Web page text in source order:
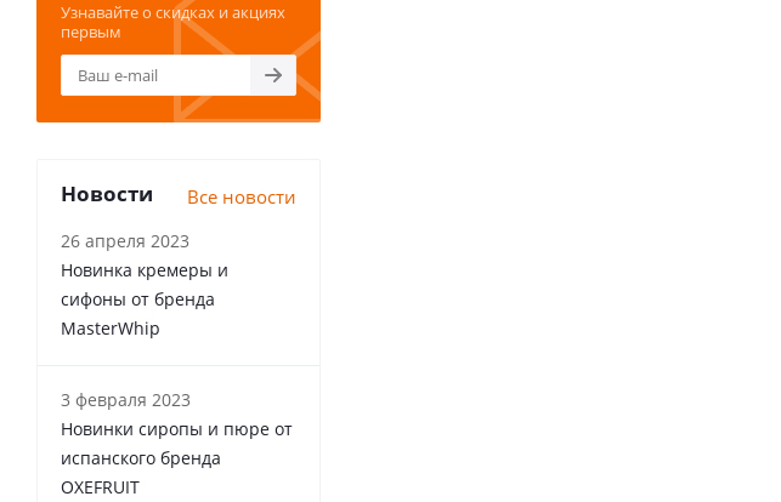
Узнавайте о скидках и акциях
первым
Новости Все новости
26 апреля 2023
Новинка кремеры и
сифоны от бренда
MasterWhip
3 февраля 2023
Новинки сиропы и пюре от
испанского бренда
OXEFRUIT